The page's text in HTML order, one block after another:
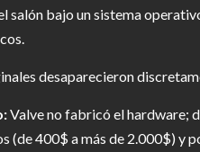
salón bajo un sistema
desaparecieron
Valve no fabricó el hardware;
(de 400$ a más de 2.000$) y